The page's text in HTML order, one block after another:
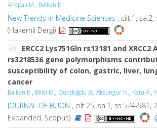
Anapalı M., Balkan E.
New Trends in Medicine Sciences , cilt.1,
(Hakemli Dergi)
30.
ERCC2 Lys751Gln rs13181 and XRCC2
rs3218536 gene polymorphisms
susceptibility of colon, gastric, liver,
cancer
Balkan E., Bilici M., Gündoğdu B., Aksungur N., Kara A.,
JOURNAL OF BUON , cilt.25, sa.1, ss.574-581,
Expanded, Scopus)